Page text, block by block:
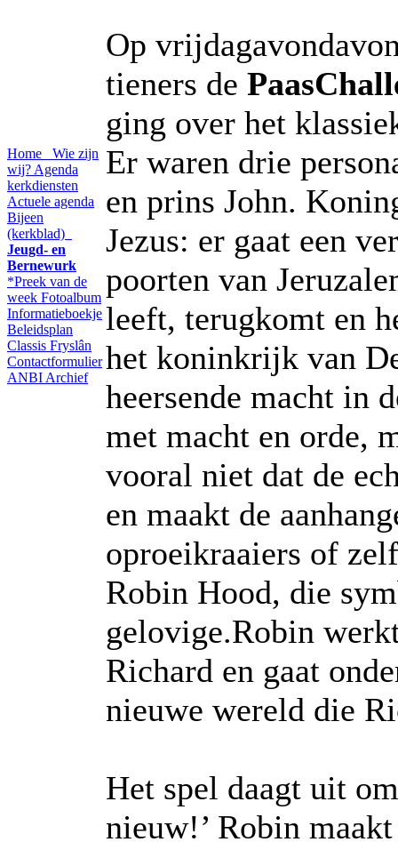
Home
Wie zijn
wij? Agenda
kerkdiensten
Actuele agenda
Bijeen
(kerkblad)
Jeugd- en
Bernewurk
*Preek van de
week Fotoalbum
Informatieboekje
Beleidsplan
Classis Fryslân
Contactformulier
ANBI Archief
Op
tieners de
ging over het
Er waren drie
en prins John.
Jezus: er gaat een
poorten van
leeft, terugkomt en
het koninkrijk van
heersende macht in
met macht en orde,
vooral niet dat de
en maakt de
oproeikraaiers of
Robin Hood, die
gelovige.Robin
Richard en gaat
nieuwe wereld die
Het spel daagt uit
nieuw!’ Robin